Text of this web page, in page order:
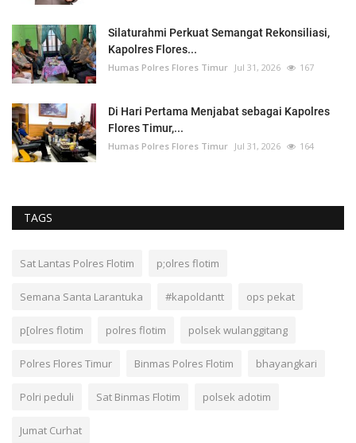
Silaturahmi Perkuat Semangat Rekonsiliasi,
Kapolres Flores...
Humas Polres Flores Timur Jul 31, 2026 167
Di Hari Pertama Menjabat sebagai Kapolres
Flores Timur,...
Humas Polres Flores Timur Jul 31, 2026 164
TAGS
Sat Lantas Polres Flotim p;olres flotim
Semana Santa Larantuka #kapoldantt ops pekat
p[olres flotim polres flotim polsek wulanggitang
Polres Flores Timur Binmas Polres Flotim bhayangkari
Polri peduli Sat Binmas Flotim polsek adotim
Jumat Curhat